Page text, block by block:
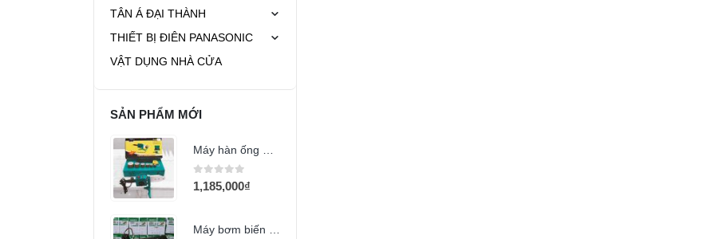
TÂN Á ĐẠI THÀNH
THIẾT BỊ ĐIÊN PANASONIC
VẬT DỤNG NHÀ CỬA
SẢN PHẨM MỚI
0 out of 5
1,185,000₫